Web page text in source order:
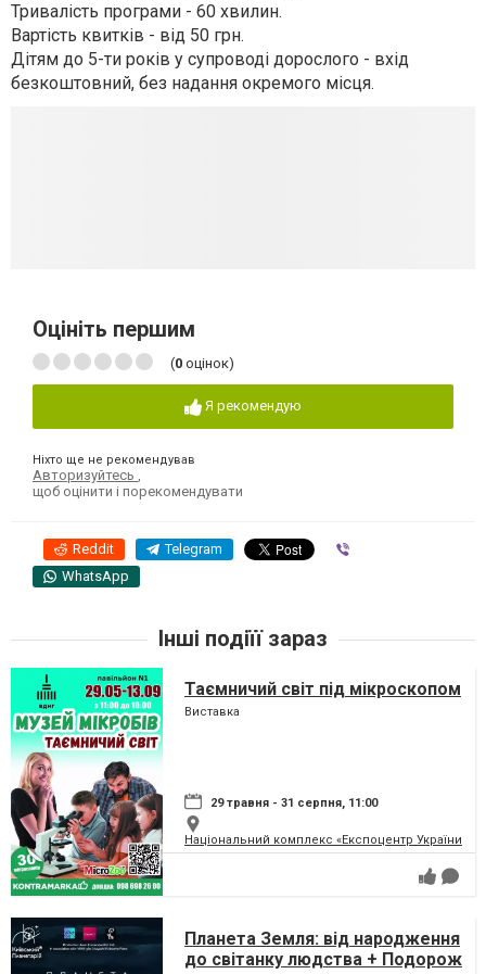
Тривалість програми - 60 хвилин.
Вартість квитків - від 50 грн.
Дітям до 5-ти років у супроводі дорослого - вхід
безкоштовний, без надання окремого місця.
Оцініть першим
(0 оцінок)
Я рекомендую
Ніхто ще не рекомендував
Авторизуйтесь
щоб оцінити і порекомендувати
Reddit Telegram
WhatsApp
Інші подіїї зараз
Таємничий світ під мікроскопом
Виставка
29 травня - 31 серпня, 11:00
Національний комплекс «Експоцентр України»
Планета Земля: від народження
до світанку людства + Подорож